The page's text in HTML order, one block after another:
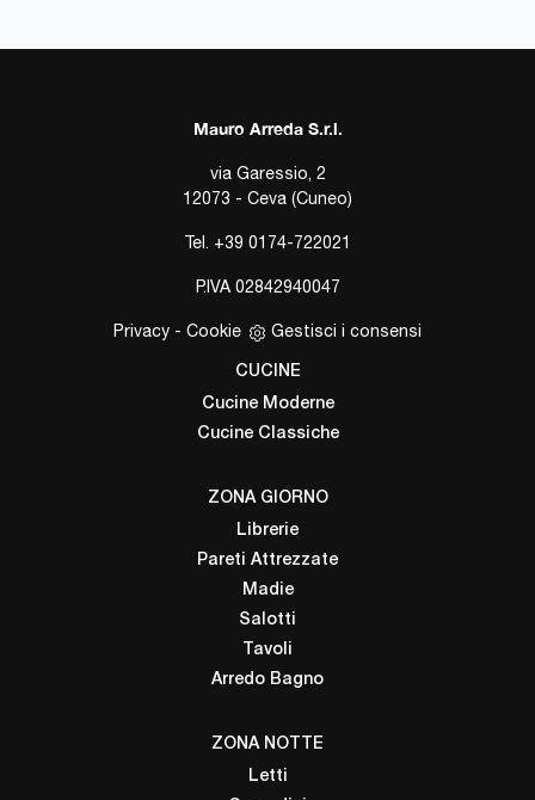
Mauro Arreda S.r.l.
via Garessio, 2
12073 - Ceva (Cuneo)
Tel. +39 0174-722021
P.IVA 02842940047
Privacy - Cookie Gestisci i consensi
CUCINE
Cucine Moderne
Cucine Classiche
ZONA GIORNO
Librerie
Pareti Attrezzate
Madie
Salotti
Tavoli
Arredo Bagno
ZONA NOTTE
Letti